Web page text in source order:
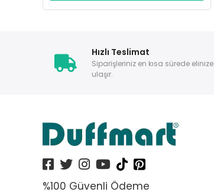
Hızlı Teslimat
Siparişleriniz en kısa sürede elinize
ulaşır.
%100 Güvenli Ödeme